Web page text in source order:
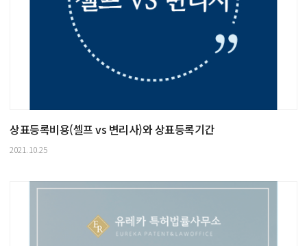
상표등록비용(셀프 vs 변리사)와 상표등록기간
2021.10.25